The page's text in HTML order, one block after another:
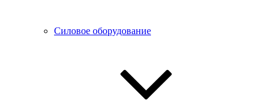
Силовое оборудование